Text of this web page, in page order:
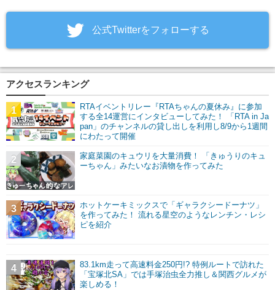
‎公式Twitterをフォローする
アクセスランキング
RTAイベントリレー『RTAちゃんの夏休み』に参加
する全14運営にインタビューしてみた！ 「RTA in Ja
pan」のチャンネルの貸し出しを利用し8/9から1週間
にわたって開催
1
家庭菜園のキュウリを大量消費！ 「きゅうりのキュ
ーちゃん」みたいなお漬物を作ってみた
2
ホットケーキミックスで「ギャラクシードーナツ」
を作ってみた！ 流れる星空のようなレンチン・レシ
ピを紹介
3
83.1km走って高速料金250円!? 特例ルートで訪れた
「宝塚北SA」では手塚治虫全力推し＆関西グルメが
楽しめる！
4